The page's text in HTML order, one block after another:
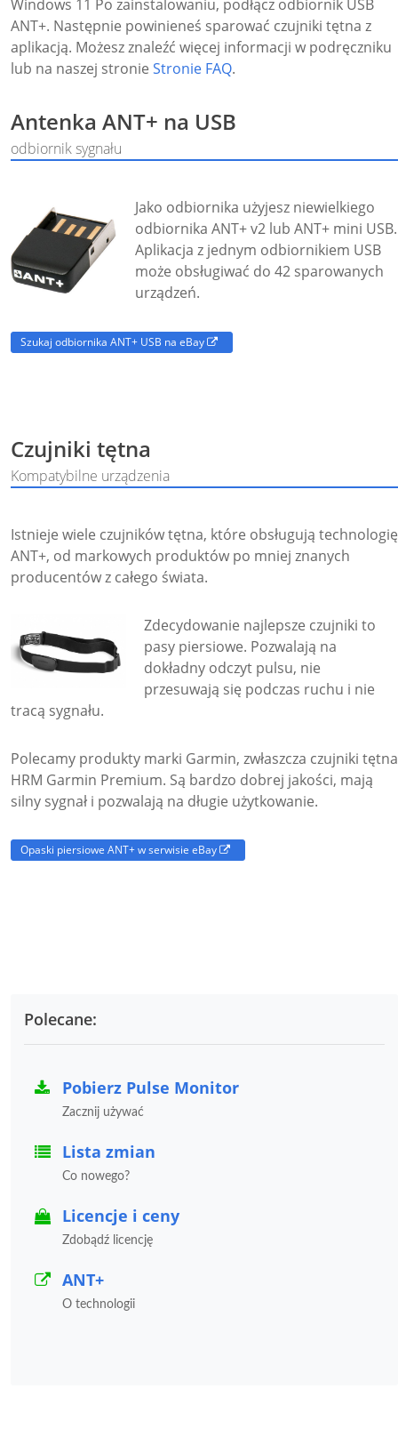
Windows 11 Po zainstalowaniu, podłącz odbiornik USB
ANT+. Następnie powinieneś sparować czujniki tętna z
aplikacją. Możesz znaleźć więcej informacji w podręczniku
lub na naszej stronie Stronie FAQ.
Antenka ANT+ na USB
odbiornik sygnału
Jako odbiornika użyjesz niewielkiego
odbiornika ANT+ v2 lub ANT+ mini USB.
Aplikacja z jednym odbiornikiem USB
może obsługiwać do 42 sparowanych
urządzeń.
Szukaj odbiornika ANT+ USB na eBay
Czujniki tętna
Kompatybilne urządzenia
Istnieje wiele czujników tętna, które obsługują technologię
ANT+, od markowych produktów po mniej znanych
producentów z całego świata.
Zdecydowanie najlepsze czujniki to
pasy piersiowe. Pozwalają na
dokładny odczyt pulsu, nie
przesuwają się podczas ruchu i nie
tracą sygnału.
Polecamy produkty marki Garmin, zwłaszcza czujniki tętna
HRM Garmin Premium. Są bardzo dobrej jakości, mają
silny sygnał i pozwalają na długie użytkowanie.
Opaski piersiowe ANT+ w serwisie eBay
Polecane:
Pobierz Pulse Monitor
Zacznij używać
Lista zmian
Co nowego?
Licencje i ceny
Zdobądź licencję
ANT+
O technologii